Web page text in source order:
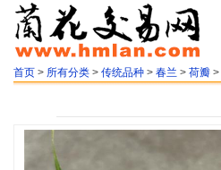
首页 > 所有分类 > 传统品种 > 春兰 > 荷瓣 >